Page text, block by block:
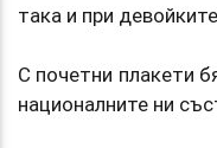
така и при
С почетни плакети
националните ни